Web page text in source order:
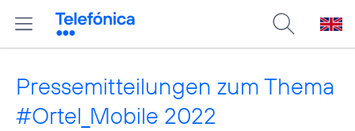
Pressemitteilungen zum Thema
#Ortel_Mobile 2022